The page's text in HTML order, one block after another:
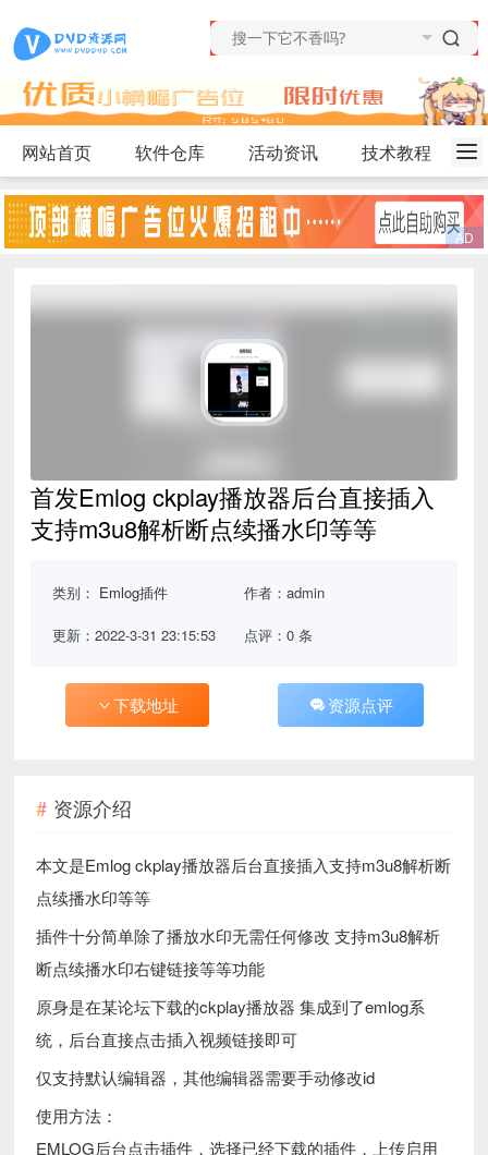
网站首页 软件仓库 活动资讯 技术教程
首发Emlog ckplay播放器后台直接插入
支持m3u8解析断点续播水印等等
类别： Emlog插件 作者：admin
更新：2022-3-31 23:15:53 点评：0 条
下载地址 资源点评
资源介绍
本文是Emlog ckplay播放器后台直接插入支持m3u8解析断
点续播水印等等
插件十分简单除了播放水印无需任何修改 支持m3u8解析
断点续播水印右键链接等等功能
原身是在某论坛下载的ckplay播放器 集成到了emlog系
统，后台直接点击插入视频链接即可
仅支持默认编辑器，其他编辑器需要手动修改id
使用方法：
EMLOG后台点击插件，选择已经下载的插件，上传启用